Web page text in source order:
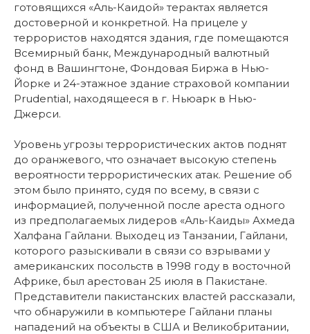
готовящихся «Аль-Каидой» терактах является
достоверной и конкретной. На прицеле у
террористов находятся здания, где помещаются
Всемирный банк, Международный валютный
фонд в Вашингтоне, Фондовая Биржа в Нью-
Йорке и 24-этажное здание страховой компании
Prudential, находящееся в г. Ньюарк в Нью-
Джерси.
Уровень угрозы террористических актов поднят
до оранжевого, что означает высокую степень
вероятности террористических атак. Решение об
этом было принято, судя по всему, в связи с
информацией, полученной после ареста одного
из предполагаемых лидеров «Аль-Каиды» Ахмеда
Халфана Гайлани. Выходец из Танзании, Гайлани,
которого разыскивали в связи со взрывами у
американских посольств в 1998 году в восточной
Африке, был арестован 25 июля в Пакистане.
Представители пакистанских властей рассказали,
что обнаружили в компьютере Гайлани планы
нападений на объекты в США и Великобритании,